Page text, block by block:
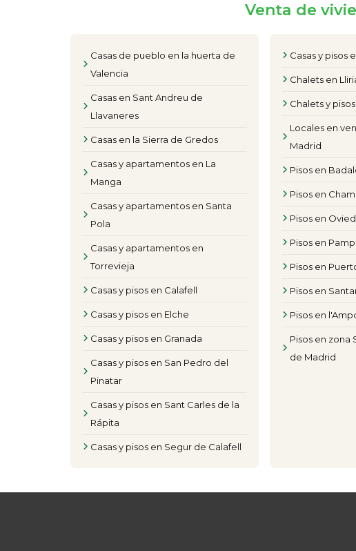
Venta de
Casas de pueblo en la huerta de
Valencia
Casas en Sant Andreu de
Llavaneres
Casas en la Sierra de Gredos
Casas y apartamentos en La
Manga
Casas y apartamentos en Santa
Pola
Casas y apartamentos en
Torrevieja
Casas y pisos en Calafell
Casas y pisos en Elche
Casas y pisos en Granada
Casas y pisos en San Pedro del
Pinatar
Casas y pisos en Sant Carles de la
Rápita
Casas y pisos en Segur de Calafell
Casas y pisos
Chalets en
Chalets y
Locales en
Madrid
Pisos en
Pisos en
Pisos en
Pisos en
Pisos en
Pisos en
Pisos en
Pisos en zona
de Madrid